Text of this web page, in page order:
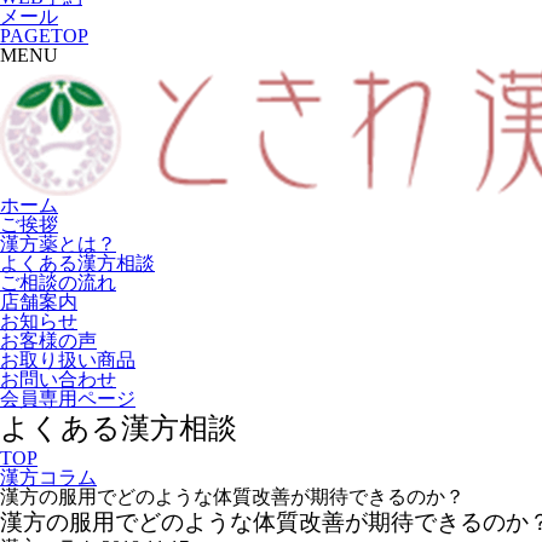
メール
PAGETOP
MENU
ホーム
ご挨拶
漢方薬とは？
よくある漢方相談
ご相談の流れ
店舗案内
お知らせ
お客様の声
お取り扱い商品
お問い合わせ
会員専用ページ
よくある漢方相談
TOP
漢方コラム
漢方の服用でどのような体質改善が期待できるのか？
漢方の服用でどのような体質改善が期待できるのか